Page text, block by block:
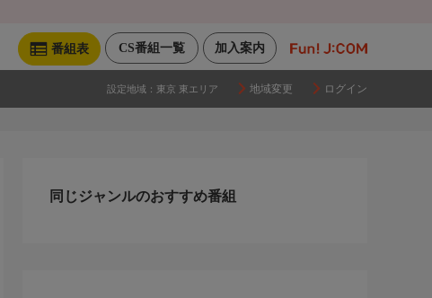
加入案内
CS番組一覧
番組表
設定地域： 東京 東エリア 地域変更 ログイン
同じジャンルのおすすめ番組